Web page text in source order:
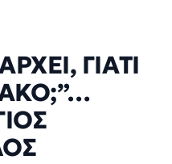
ΓΙΑΤΙ